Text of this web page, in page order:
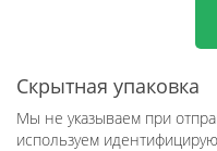
Скрытная упаковка
Мы не указываем при
используем